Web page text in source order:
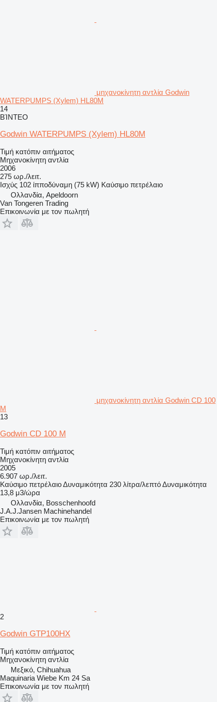
μηχανοκίνητη αντλία Godwin
WATERPUMPS (Xylem) HL80M
14
ΒΊΝΤΕΟ
Godwin WATERPUMPS (Xylem) HL80M
Τιμή κατόπιν αιτήματος
Μηχανοκίνητη αντλία
2006
275 ωρ./λειτ.
Ισχύς 102 ίπποδύναμη (75 kW) Καύσιμο πετρέλαιο
Ολλανδία, Apeldoorn
Van Tongeren Trading
Επικοινωνία με τον πωλητή
μηχανοκίνητη αντλία Godwin CD 100
M
13
Godwin CD 100 M
Τιμή κατόπιν αιτήματος
Μηχανοκίνητη αντλία
2005
6.907 ωρ./λειτ.
Καύσιμο πετρέλαιοΔυναμικότητα 230 λίτρα/λεπτόΔυναμικότητα
13,8 μ3/ώρα
Ολλανδία, Bosschenhoofd
J.A.J.Jansen Machinehandel
Επικοινωνία με τον πωλητή
2
Godwin GTP100HX
Τιμή κατόπιν αιτήματος
Μηχανοκίνητη αντλία
Μεξικό, Chihuahua
Maquinaria Wiebe Km 24 Sa
Επικοινωνία με τον πωλητή